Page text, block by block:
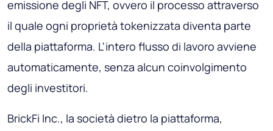
emissione degli NFT, ovvero il processo attraverso
il quale ogni proprietà tokenizzata diventa parte
della piattaforma. L'intero flusso di lavoro avviene
automaticamente, senza alcun coinvolgimento
degli investitori.
BrickFi Inc., la società dietro la piattaforma,